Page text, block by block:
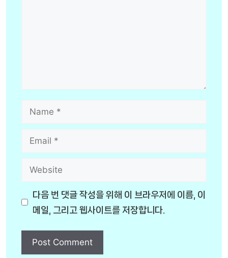
Name
Email
Website
다음 번 댓글 작성을 위해 이 브라우저에 이름, 이
메일, 그리고 웹사이트를 저장합니다.